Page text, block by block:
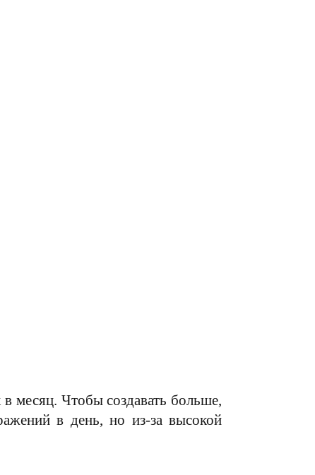
месяц. Чтобы создавать больше,
в день, но из-за высокой